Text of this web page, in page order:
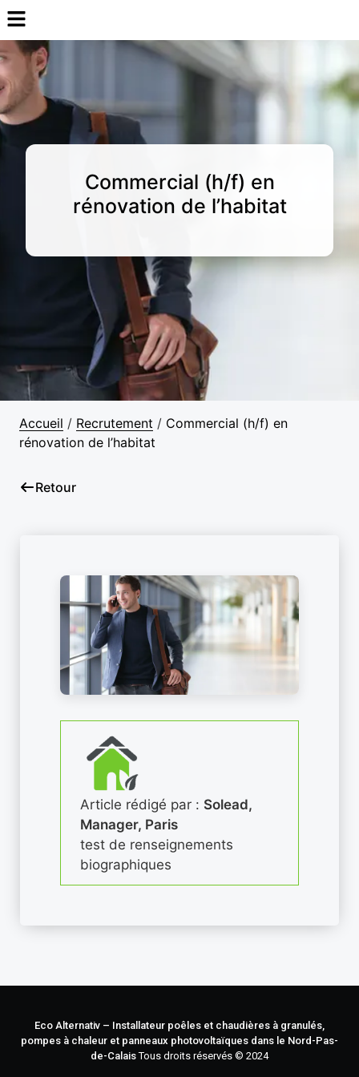
Commercial (h/f) en
rénovation de l’habitat
Accueil / Recrutement / Commercial (h/f) en
rénovation de l’habitat
Retour
Article rédigé par : Solead,
Manager, Paris
test de renseignements
biographiques
Eco Alternativ – Installateur poêles et chaudières à granulés,
pompes à chaleur et panneaux photovoltaïques dans le Nord-Pas-
de-CalaisTous droits réservés © 2024